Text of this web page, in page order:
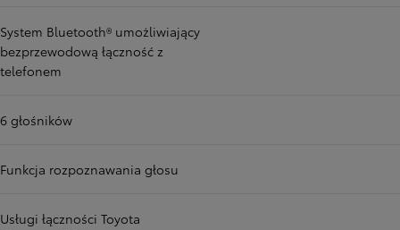
System Bluetooth® umożliwiający
bezprzewodową łączność z
telefonem
6 głośników
Funkcja rozpoznawania głosu
Usługi łączności Toyota